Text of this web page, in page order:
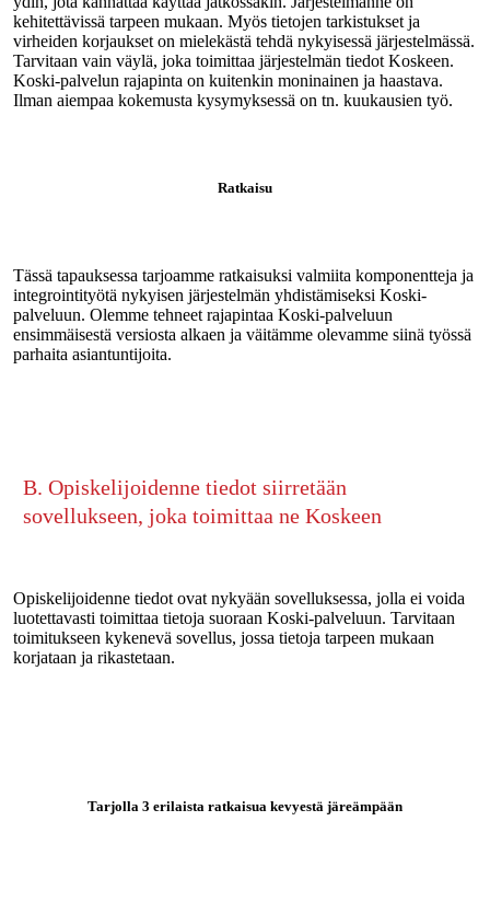
kehitettävissä tarpeen mukaan. Myös tietojen tarkistukset ja
virheiden korjaukset on mielekästä tehdä nykyisessä järjestelmässä.
Tarvitaan vain väylä, joka toimittaa järjestelmän tiedot Koskeen.
Koski-palvelun rajapinta on kuitenkin moninainen ja haastava.
Ilman aiempaa kokemusta kysymyksessä on tn. kuukausien työ.
Ratkaisu
Tässä tapauksessa tarjoamme ratkaisuksi valmiita komponentteja ja
integrointityötä nykyisen järjestelmän yhdistämiseksi Koski-
palveluun. Olemme tehneet rajapintaa Koski-palveluun
ensimmäisestä versiosta alkaen ja väitämme olevamme siinä työssä
parhaita asiantuntijoita.
B. Opiskelijoidenne tiedot siirretään
sovellukseen, joka toimittaa ne Koskeen
Opiskelijoidenne tiedot ovat nykyään sovelluksessa, jolla ei voida
luotettavasti toimittaa tietoja suoraan Koski-palveluun. Tarvitaan
toimitukseen kykenevä sovellus, jossa tietoja tarpeen mukaan
korjataan ja rikastetaan.
Tarjolla 3 erilaista ratkaisua kevyestä järeämpään